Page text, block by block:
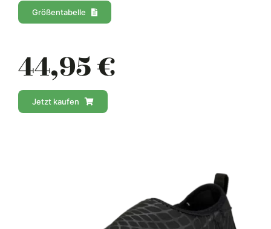
Größentabelle
44,95 €
Jetzt kaufen